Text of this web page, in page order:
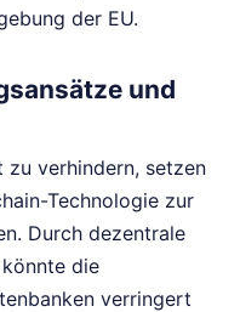
der EU.
und
zu verhindern, setzen
Technologie zur
Durch dezentrale
die
verringert